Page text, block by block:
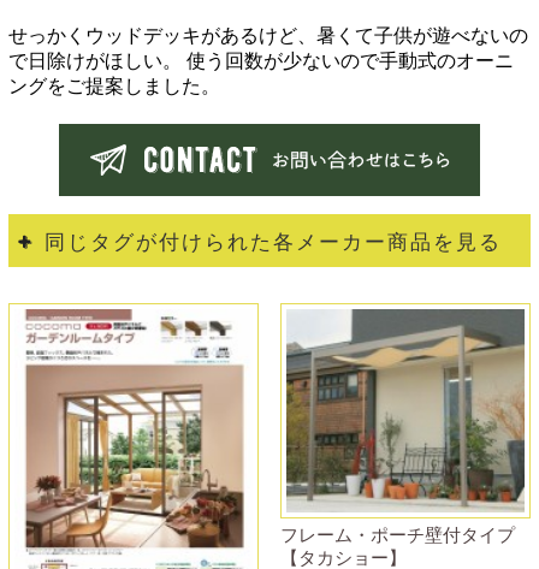
せっかくウッドデッキがあるけど、暑くて子供が遊べないの
で日除けがほしい。 使う回数が少ないので手動式のオーニ
ングをご提案しました。
同じタグが付けられた各メーカー商品を見る
フレーム・ポーチ壁付タイプ
【タカショー】